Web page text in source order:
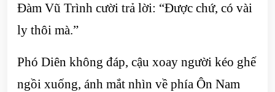
Đàm Vũ Trình cười trả lời: “Được chứ, có vài
ly thôi mà.”
Phó Diên không đáp, cậu xoay người kéo ghế
ngồi xuống, ánh mắt nhìn về phía Ôn Nam